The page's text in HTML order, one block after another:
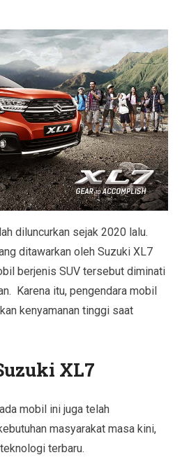
diluncurkan sejak 2020 lalu.
ditawarkan oleh Suzuki XL7
berjenis SUV tersebut diminati
Karena itu, pengendara mobil
kenyamanan tinggi saat
XL7
mobil ini juga telah
masyarakat masa kini,
terbaru.